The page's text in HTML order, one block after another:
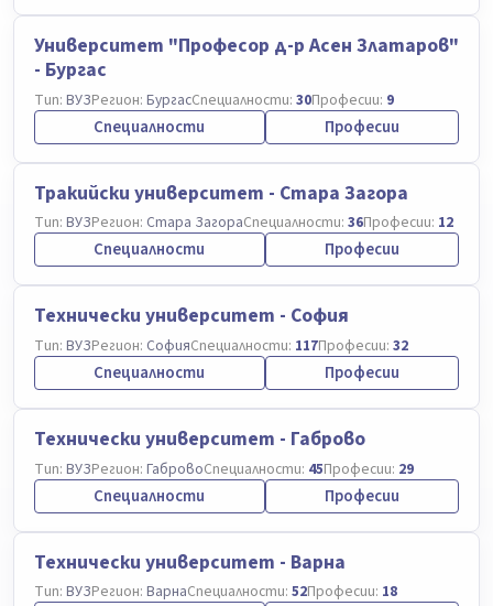
Университет "Професор д-р Асен Златаров"
- Бургас
Тип: ВУЗРегион: БургасСпециалности: 30Професии: 9
Специалности Професии
Тракийски университет - Стара Загора
Тип: ВУЗРегион: Стара ЗагораСпециалности: 36Професии: 12
Специалности Професии
Технически университет - София
Тип: ВУЗРегион: СофияСпециалности: 117Професии: 32
Специалности Професии
Технически университет - Габрово
Тип: ВУЗРегион: ГабровоСпециалности: 45Професии: 29
Специалности Професии
Технически университет - Варна
Тип: ВУЗРегион: ВарнаСпециалности: 52Професии: 18